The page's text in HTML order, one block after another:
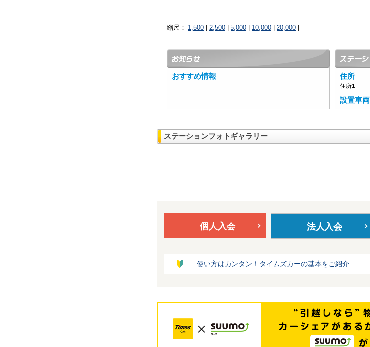
縮尺： 1,500 2,500 5,000 10,000 20,000
おすすめ情報 住所
住所1
設置車両
ステーションフォトギャラリー
個人入会 法人入会
使い方はカンタン！タイムズカーの基本をご紹介